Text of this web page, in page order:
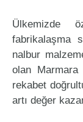
Ülkemizde
fabrikalaşma
nalbur
olan Marmara
rekabet
artı değer